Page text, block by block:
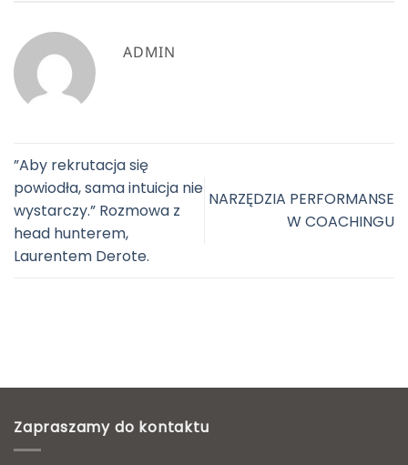
ADMIN
”Aby rekrutacja się
powiodła, sama intuicja nie
wystarczy.” Rozmowa z
head hunterem,
Laurentem Derote.
NARZĘDZIA PERFORMANSE
W COACHINGU
Zapraszamy do kontaktu